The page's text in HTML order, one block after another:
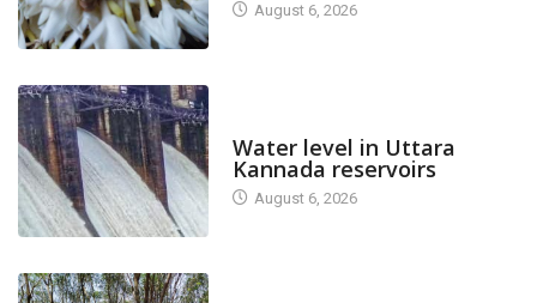
August 6, 2026
Water level in Uttara
Kannada reservoirs
August 6, 2026